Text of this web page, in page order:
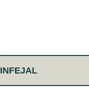
INFEJAL